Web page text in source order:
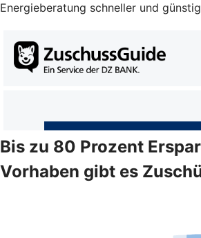
Energieberatung schneller und
Bis zu 80 Prozent
Vorhaben gibt es